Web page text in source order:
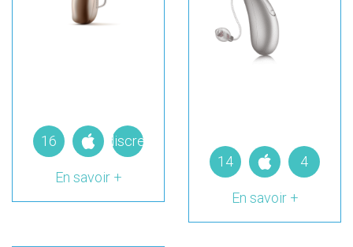
16 discret
En savoir +
14 4
En savoir +